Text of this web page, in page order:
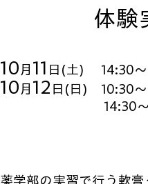
体験
10 月 11 日(土) 14:30～
10 月 12 日(日) 10:30～
14:30～16:30
薬学部の実習で行う軟